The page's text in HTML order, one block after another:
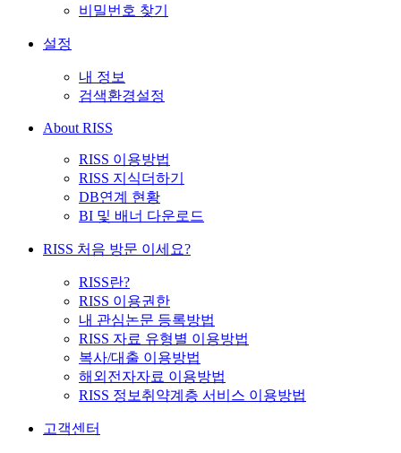
비밀번호 찾기
설정
내 정보
검색환경설정
About RISS
RISS 이용방법
RISS 지식더하기
DB연계 현황
BI 및 배너 다운로드
RISS 처음 방문 이세요?
RISS란?
RISS 이용권한
내 관심논문 등록방법
RISS 자료 유형별 이용방법
복사/대출 이용방법
해외전자자료 이용방법
RISS 정보취약계층 서비스 이용방법
고객센터